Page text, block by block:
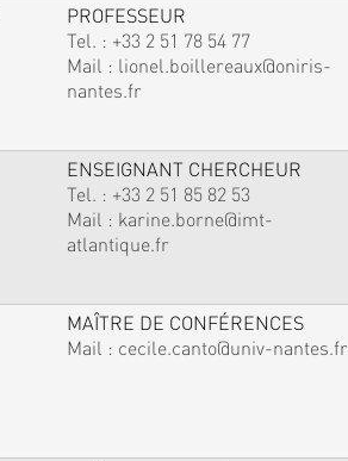
PROFESSEUR
Tel. : +33 2 51 78 54 77
Mail : lionel.boillereaux@oniris-
nantes.fr
ENSEIGNANT CHERCHEUR
Tel. : +33 2 51 85 82 53
Mail : karine.borne@imt-
atlantique.fr
MAÎTRE DE CONFÉRENCES
Mail : cecile.canto@univ-nantes.fr